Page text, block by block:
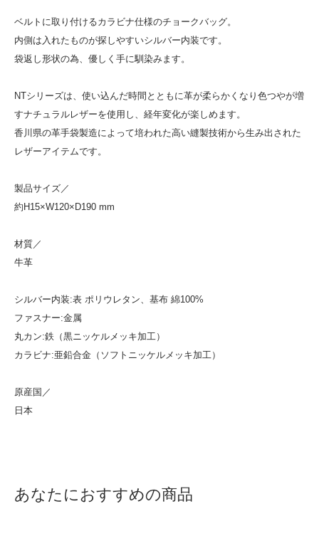
ベルトに取り付けるカラビナ仕様のチョークバッグ。
内側は入れたものが探しやすいシルバー内装です。
袋返し形状の為、優しく手に馴染みます。
NTシリーズは、使い込んだ時間とともに革が柔らかくなり色つやが増
すナチュラルレザーを使用し、経年変化が楽しめます。
香川県の革手袋製造によって培われた高い縫製技術から生み出された
レザーアイテムです。
製品サイズ／
約H15×W120×D190 mm
材質／
牛革
シルバー内装:表 ポリウレタン、基布 綿100%
ファスナー:金属
丸カン:鉄（黒ニッケルメッキ加工）
カラビナ:亜鉛合金（ソフトニッケルメッキ加工）
原産国／
日本
あなたにおすすめの商品